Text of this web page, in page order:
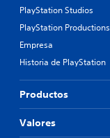
PlayStation Studios
PlayStation Productions
Empresa
Historia de PlayStation
Productos
Valores